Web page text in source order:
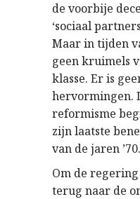
de voorbije
‘sociaal
Maar in tijden
geen kruimels
klasse. Er is
hervormingen.
reformisme
zijn laatste
van de jaren ’70.
Om de
terug naar de